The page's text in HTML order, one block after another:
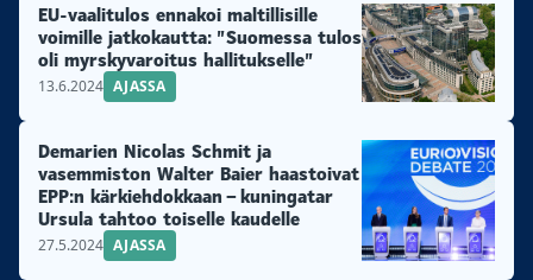
EU-vaalitulos ennakoi maltillisille
voimille jatkokautta: ”Suomessa tulos
oli myrskyvaroitus hallitukselle”
13.6.2024 AJASSA
Demarien Nicolas Schmit ja
vasemmiston Walter Baier haastoivat
EPP:n kärkiehdokkaan – kuningatar
Ursula tahtoo toiselle kaudelle
27.5.2024 AJASSA